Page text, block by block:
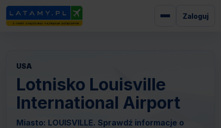
Zaloguj
USA
Lotnisko Louisville
International Airport
Miasto: LOUISVILLE. Sprawdź informacje o